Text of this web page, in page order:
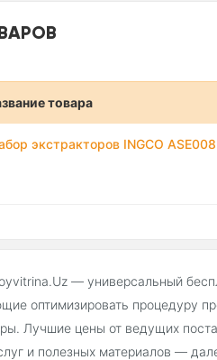
товара
экстракторов INGCO
— универсальный
оптимизировать процедуру
Лучшие цены от ведущих
и полезных материалов —